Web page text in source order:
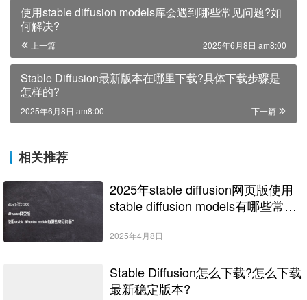
使用stable diffusion models库会遇到哪些常见问题?如
何解决?
上一篇 2025年6月8日 am8:00
Stable Diffusion最新版本在哪里下载?具体下载步骤是
怎样的?
下一篇
2025年6月8日 am8:00
相关推荐
2025年stable diffusion网页版使用
stable diffusion models有哪些常见
2025年4月8日
Stable Diffusion怎么下载?怎么下载
最新稳定版本?